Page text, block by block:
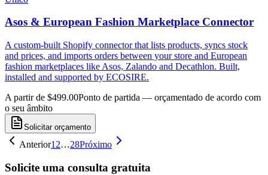
Asos & European Fashion Marketplace Connector
A custom-built Shopify connector that lists products, syncs stock
and prices, and imports orders between your store and European
fashion marketplaces like Asos, Zalando and Decathlon. Built,
installed and supported by ECOSIRE.
A partir de $499.00Ponto de partida — orçamentado de acordo com
o seu âmbito
Solicitar orçamento
Anterior1 2…28Próximo
Solicite uma consulta gratuita